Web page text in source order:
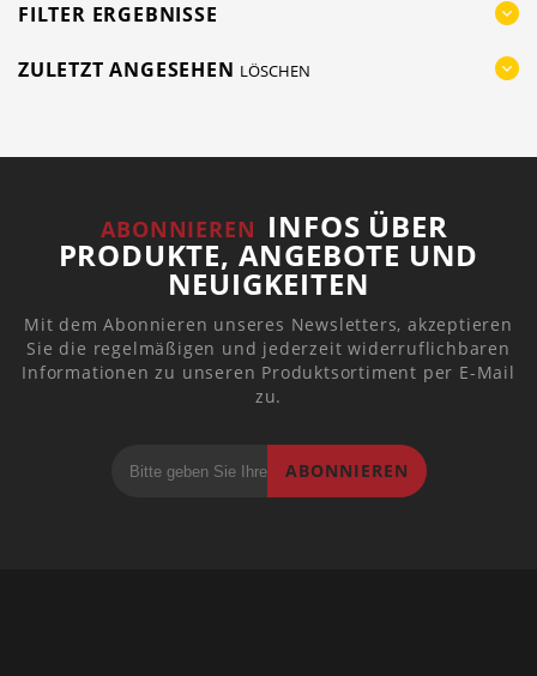
FILTER ERGEBNISSE
ZULETZT ANGESEHEN LÖSCHEN
ABONNIEREN INFOS ÜBER
PRODUKTE, ANGEBOTE UND
NEUIGKEITEN
Mit dem Abonnieren unseres Newsletters, akzeptieren
Sie die regelmäßigen und jederzeit widerruflichbaren
Informationen zu unseren Produktsortiment per E-Mail
zu.
ABONNIEREN